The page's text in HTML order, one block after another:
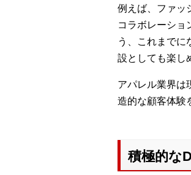
例えば、ファッ
コラボレーショ
う、これまでに
設としても楽し
アパレル業界は
造的な顧客体験
積極的な